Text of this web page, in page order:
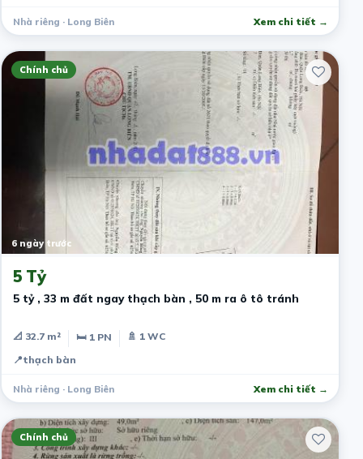
Nhà riêng · Long Biên Xem chi tiết →
Chính chủ
6 ngày trước
5 Tỷ
5 tỷ , 33 m đất ngay thạch bàn , 50 m ra ô tô tránh
📐 32.7 m² 🛏 1 PN
🚿 1 WC
📍thạch bàn
Nhà riêng · Long Biên Xem chi tiết →
Chính chủ